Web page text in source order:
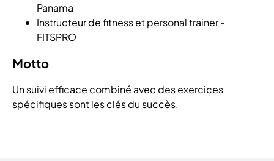
Panama
Instructeur de fitness et personal trainer -
FITSPRO
Motto
Un suivi efficace combiné avec des exercices
spécifiques sont les clés du succès.